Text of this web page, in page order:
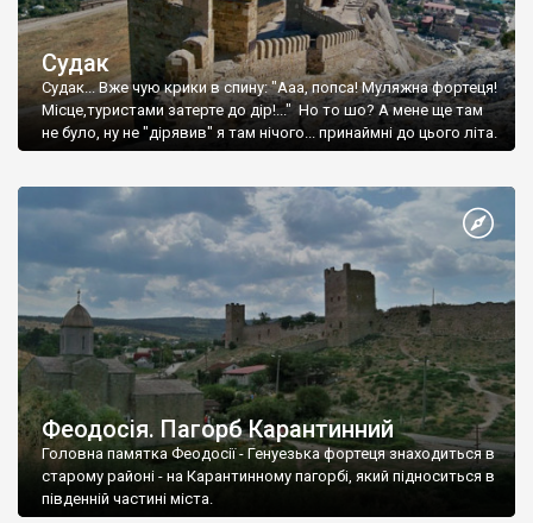
Судак
Судак... Вже чую крики в спину: "Ааа, попса! Муляжна фортеця!
Місце,туристами затерте до дір!..." Но то шо? А мене ще там
не було, ну не "дірявив" я там нічого... принаймні до цього літа.
Феодосія. Пагорб Карантинний
Головна памятка Феодосії - Генуезька фортеця знаходиться в
старому районі - на Карантинному пагорбі, який підноситься в
південній частині міста.